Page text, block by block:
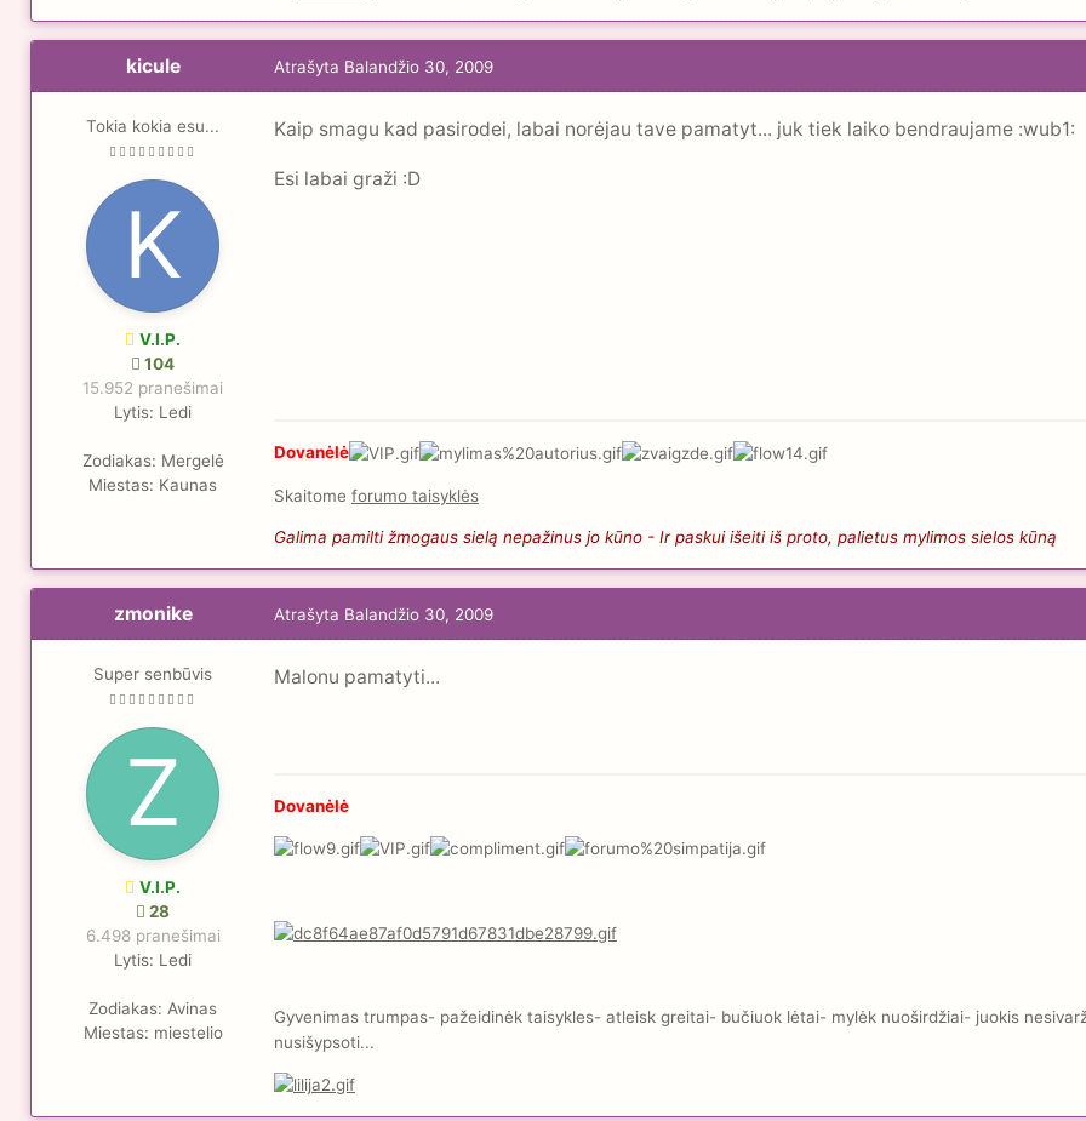
kicule
Tokia kokia esu...
V.I.P.
104
15.952 pranešimai
Lytis: Ledi
Zodiakas: Mergelė
Miestas: Kaunas
Atrašyta Balandžio 30, 2009
Kaip smagu kad pasirodei, labai norėjau tave pamatyt... juk tiek laiko bendraujame :wub1:
Esi labai graži :D
Dovanėlė
Skaitome forumo taisyklės
Galima pamilti žmogaus sielą nepažinus jo kūno - Ir paskui išeiti iš proto, palietus mylimos sielos kūną
zmonike
Super senbūvis
V.I.P.
28
6.498 pranešimai
Lytis: Ledi
Zodiakas: Avinas
Miestas: miestelio
Atrašyta Balandžio 30, 2009
Malonu pamatyti...
Dovanėlė
Gyvenimas trumpas- pažeidinėk taisykles- atleisk greitai- bučiuok lėtai- mylėk nuoširdžiai- juokis
nusišypsoti...